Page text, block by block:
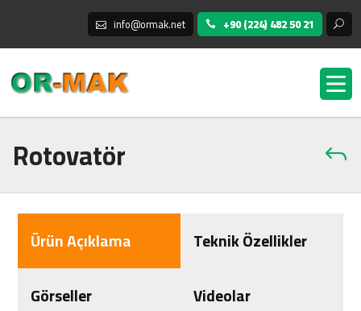
info@ormak.net +90 (224) 482 50 21
Rotovatör
Ürün Açıklama
Teknik Özellikler
Görseller
Videolar